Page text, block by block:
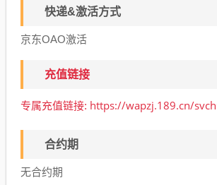
快递&激活方式
京东OAO激活
充值链接
专属充值链接: https://wapzj.189.cn/
合约期
无合约期